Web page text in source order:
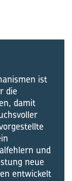
ist
die
damit
und
neue
entwickelt